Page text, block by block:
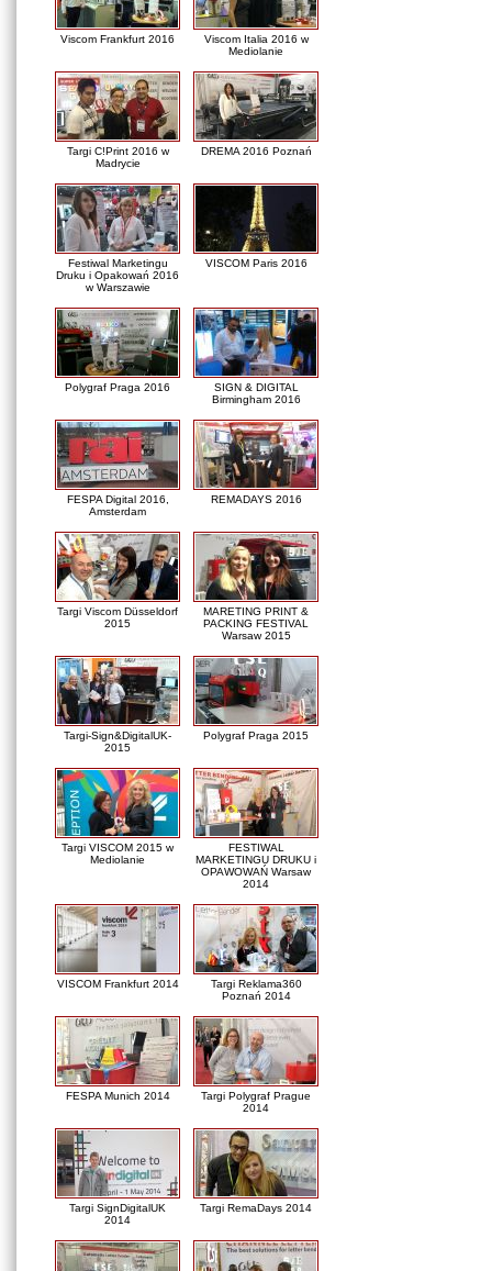
Viscom Frankfurt 2016
Viscom Italia 2016 w
Mediolanie
Targi C!Print 2016 w
Madrycie
DREMA 2016 Poznań
Festiwal Marketingu
Druku i Opakowań 2016
w Warszawie
VISCOM Paris 2016
Polygraf Praga 2016
SIGN & DIGITAL
Birmingham 2016
FESPA Digital 2016,
Amsterdam
REMADAYS 2016
Targi Viscom Düsseldorf
2015
MARETING PRINT &
PACKING FESTIVAL
Warsaw 2015
Targi-Sign&DigitalUK-
2015
Polygraf Praga 2015
Targi VISCOM 2015 w
Mediolanie
FESTIWAL
MARKETINGU DRUKU i
OPAWOWAŃ Warsaw
2014
VISCOM Frankfurt 2014
Targi Reklama360
Poznań 2014
FESPA Munich 2014
Targi Polygraf Prague
2014
Targi SignDigitalUK
2014
Targi RemaDays 2014